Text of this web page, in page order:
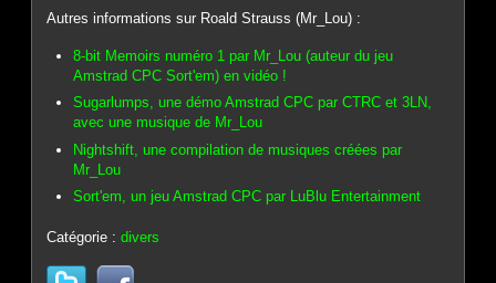
Autres informations sur Roald Strauss (Mr_Lou) :
8-bit Memoirs numéro 1 par Mr_Lou (auteur du jeu
Amstrad CPC Sort'em) en vidéo !
Sugarlumps, une démo Amstrad CPC par CTRC et 3LN,
avec une musique de Mr_Lou
Nightshift, une compilation de musiques créées par
Mr_Lou
Sort'em, un jeu Amstrad CPC par LuBlu Entertainment
Catégorie :divers